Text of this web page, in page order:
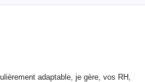
adaptable, je gère, vos RH,